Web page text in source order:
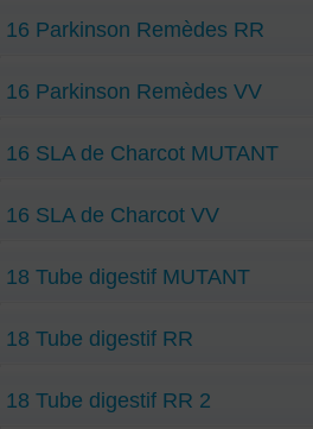
16 Parkinson Remèdes RR
16 Parkinson Remèdes VV
16 SLA de Charcot MUTANT
16 SLA de Charcot VV
18 Tube digestif MUTANT
18 Tube digestif RR
18 Tube digestif RR 2